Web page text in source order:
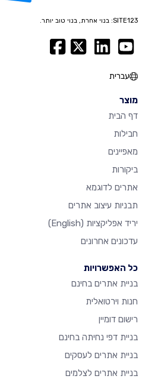
SITE123: בנוי אחרת, בנוי טוב יותר.
עברית
מוצר
דף הבית
חבילות
מאפיינים
ביקורות
אתרים לדוגמא
תבניות עיצוב אתרים
יריד אפליקציות (English)
עדכונים אחרונים
כל האפשרויות
בניית אתרים בחינם
חנות וירטואלית
רישום דומיין
בניית דפי נחיתה בחינם
בניית אתרים לעסקים
בניית אתרים לצלמים